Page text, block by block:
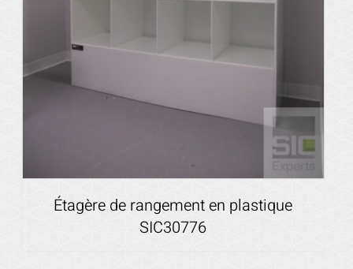
Étagère de rangement en plastique
SIC30776